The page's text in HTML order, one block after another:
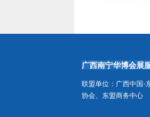
广西南宁华博会展
联盟单位：广西中国-
协会、东盟商务中心